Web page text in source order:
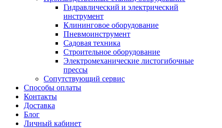
Гидравлический и электрический
инструмент
Клининговое оборудование
Пневмоинструмент
Садовая техника
Строительное оборудование
Электромеханические листогибочные
прессы
Сопутствующий сервис
Способы оплаты
Контакты
Доставка
Блог
Личный кабинет